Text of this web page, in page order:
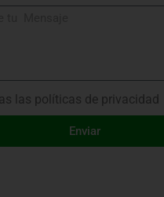
las políticas de privacidad
Enviar